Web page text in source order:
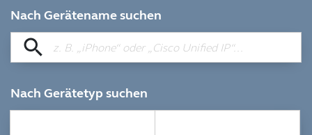
Nach Gerätename suchen
search
Nach Gerätetyp suchen